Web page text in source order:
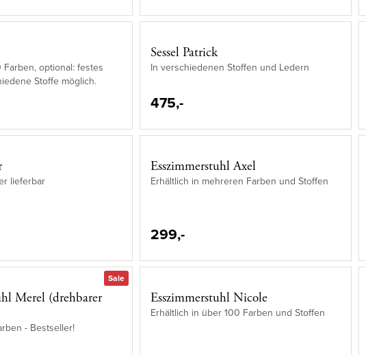
optional: festes
Stoffe möglich.
Sessel Patrick
In verschiedenen Stoffen und Ledern
475,-
lieferbar
Esszimmerstuhl Axel
Erhältlich in mehreren Farben und Stoffen
299,-
Sale
Merel (drehbarer
- Bestseller!
Esszimmerstuhl Nicole
Erhältlich in über 100 Farben und Stoffen